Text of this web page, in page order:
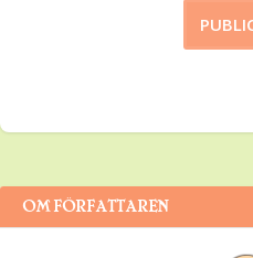
OM FÖRFATTAREN